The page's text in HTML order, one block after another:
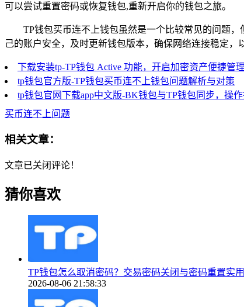
可以尝试重置密码或恢复钱包,重新开启你的钱包之旅。
TP钱包买币连不上钱包虽然是一个比较常见的问题
己的账户安全，及时更新钱包版本，确保网络连接稳定
下载安装tp-TP钱包 Active 功能，开启加密资产便捷管
tp钱包官方版-TP钱包买币连不上钱包问题解析与对策
tp钱包官网下载app中文版-BK钱包与TP钱包同步，操
买币连不上问题
相关文章：
文章已关闭评论！
猜你喜欢
TP钱包怎么取消密码？交易密码关闭与密码重置实
2026-08-06 21:58:33